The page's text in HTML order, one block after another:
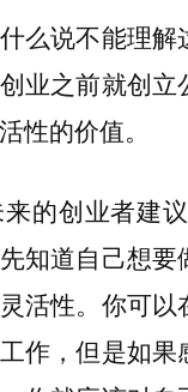
么说不能理解
业之前就创立
性的价值。
的创业者建
知道自己想要
活性。你可以
作，但是如果